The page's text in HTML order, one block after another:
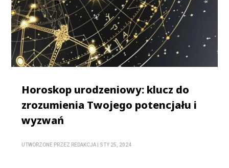
Horoskop urodzeniowy: klucz do
zrozumienia Twojego potencjału i
wyzwań
UTWORZONE PRZEZ REDAKCJA STY 25, 2024